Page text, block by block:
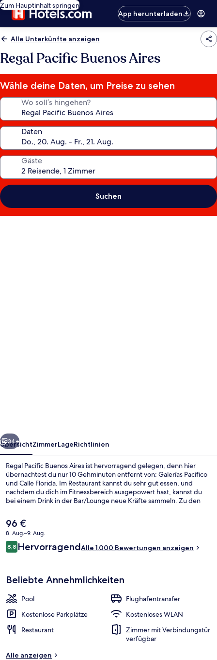
Zum Hauptinhalt springen
App herunterladen
Alle Unterkünfte anzeigen
Regal Pacific Buenos Aires
Wähle deine Daten, um Preise zu sehen
Wo soll’s hingehen?
Daten
Gäste
Suchen
Außenbereich
Weiter
34+
ÜbersichtZimmerLageRichtlinien
Regal Pacific Buenos Aires ist hervorragend gelegen, denn hier
übernachtest du nur 10 Gehminuten entfernt von: Galerías Pacífico
und Calle Florida. Im Restaurant kannst du sehr gut essen, und
nachdem du dich im Fitnessbereich ausgepowert hast, kannst du
bei einem Drink in der Bar/Lounge neue Kräfte sammeln. Zu den
ein Außenpool (je nach Saison geöffnet), eine Snackbar und eine
Terrasse. Andere Reisende lieben das hilfsbereite Personal. Die
öffentlichen Verkehrsmittel sind nur einen kurzen Fußmarsch
entfernt: Zur U-Bahn-Station Catalinas sind es 5 Minuten und zur
Station Leandro N Alem 7 Minuten.
Der
aktuelle
Preis
beträgt
96 €
8. Aug.–9. Aug.
Bewertungen
8,88,8 von 10.
HervorragendAlle 1.000 Bewertungen anzeigen
Beliebte Annehmlichkeiten
Pool
Flughafentransfer
Kostenlose Parkplätze
Kostenloses WLAN
Restaurant
Zimmer mit Verbindungstür
verfügbar
Alle anzeigen